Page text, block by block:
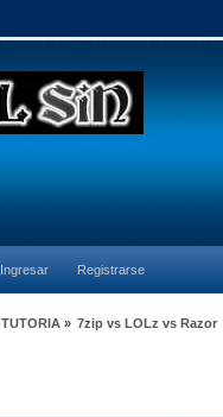
Ingresar Registrarse
TUTORIA» 7zip vs LOLz vs Razor